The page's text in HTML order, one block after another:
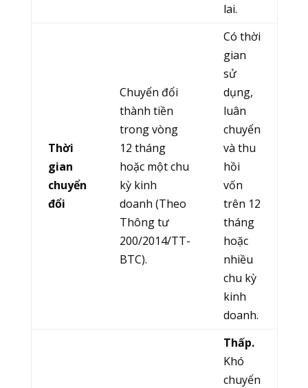
lai.
Thời
gian
chuyển
đổi
Chuyển đổi
thành tiền
trong vòng
12 tháng
hoặc một chu
kỳ kinh
doanh (Theo
Thông tư
200/2014/TT-
BTC).
Có thời
gian
sử
dụng,
luân
chuyển
và thu
hồi
vốn
trên 12
tháng
hoặc
nhiều
chu kỳ
kinh
doanh.
Thấp.
Khó
chuyển